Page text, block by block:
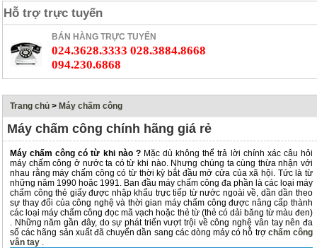
Hỗ trợ trực tuyến
BÁN HÀNG TRỰC TUYẾN
024.3628.3333 028.3884.8668
094.230.6868
Trang chủ > Máy chấm công
Máy chấm công chính hãng giá rẻ
Máy chấm công có từ khi nào ? Mặc dù không thể trả lời chính xác câu hỏi
máy chấm công ở nước ta có từ khi nào. Nhưng chúng ta cùng thừa nhận với
nhau rằng máy chấm công có từ thời kỳ bắt đầu mở cửa của xã hội. Tức là từ
những năm 1990 hoặc 1991. Ban đầu máy chấm công đa phần là các loại máy
chấm công thẻ giấy được nhập khẩu trực tiếp từ nước ngoài về, dần dần theo
sự thay đổi của công nghệ và thời gian máy chấm công được nâng cấp thành
các loại máy chấm công đọc mã vạch hoặc thẻ từ (thẻ có dải băng từ màu đen)
. Những năm gần đây, do sự phát triển vượt trội về công nghệ vân tay nên đa
số các hãng sản xuất đã chuyển dần sang các dòng máy có hỗ trợ chấm công
vân tay .